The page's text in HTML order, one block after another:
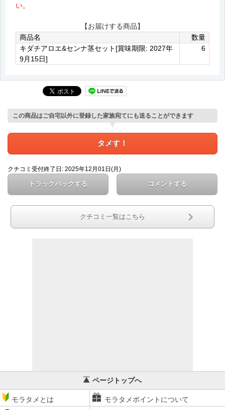
い。
【お届けする商品】
商品名
数量
キダチアロエ&センナ茎セット[賞味期限: 2027年
9月15日]
6
この商品はご自宅以外に登録した家族宛てにも送ることができます
タメす！
クチコミ受付終了日: 2025年12月01日(月)
トラックバックする コメントする
クチコミ一覧はこちら
ページトップへ
モラタメとは モラタメポイントについて